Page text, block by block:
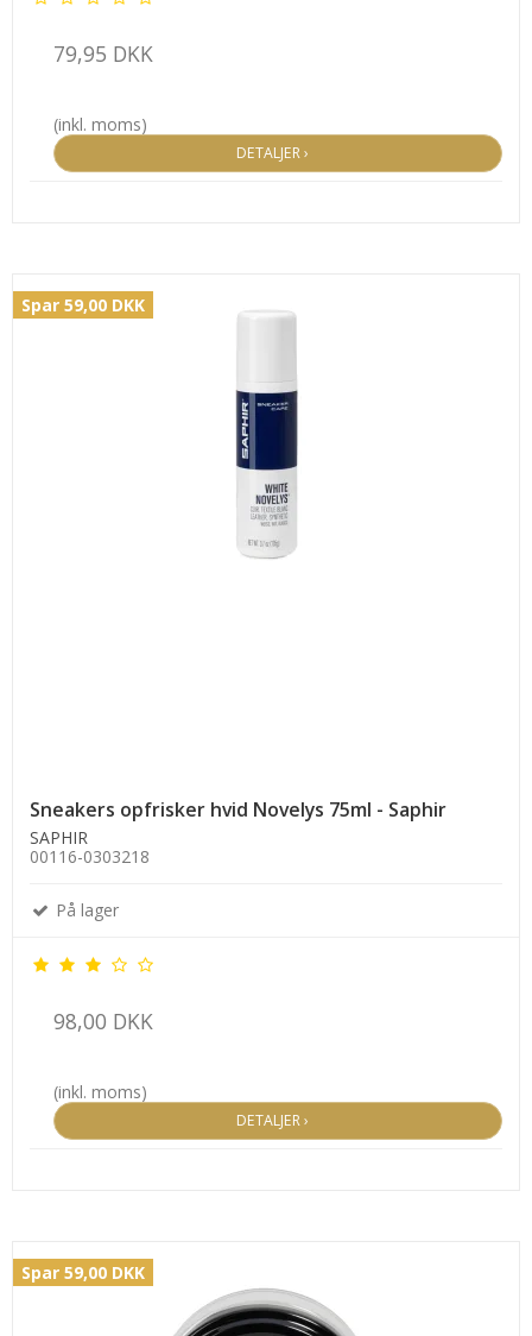
79,95 DKK
(inkl. moms)
DETALJER ›
Spar 59,00 DKK
Sneakers opfrisker hvid Novelys 75ml - Saphir
SAPHIR
00116-0303218
På lager
98,00 DKK
(inkl. moms)
DETALJER ›
Spar 59,00 DKK